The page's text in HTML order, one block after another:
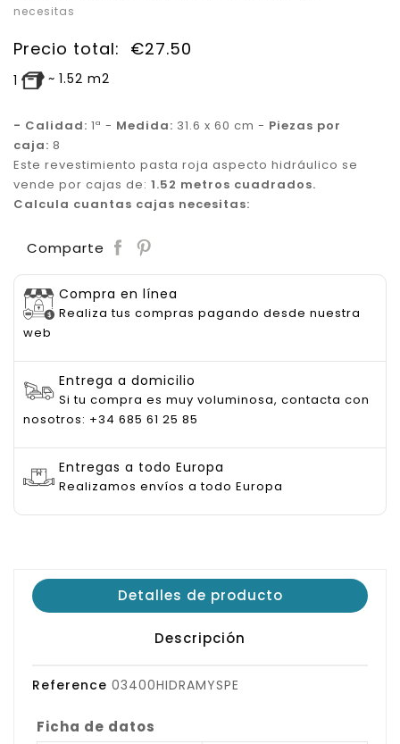
necesitas
Precio total: €27.50
1 ~ 1.52 m2
- Calidad: 1ª - Medida: 31.6 x 60 cm - Piezas por
caja: 8
Este revestimiento pasta roja aspecto hidráulico se
vende por cajas de: 1.52 metros cuadrados.
Calcula cuantas cajas necesitas:
Comparte
Compra en línea
Realiza tus compras pagando desde nuestra
web
Entrega a domicilio
Si tu compra es muy voluminosa, contacta con
nosotros: +34 685 61 25 85
Entregas a todo Europa
Realizamos envíos a todo Europa
Detalles de producto
Descripción
Reference 03400HIDRAMYSPE
Ficha de datos